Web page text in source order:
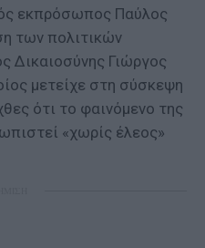
εκπρόσωπος Παύλος
των πολιτικών
Δικαιοσύνης Γιώργος
μετείχε στη σύσκεψη
ότι το φαινόμενο της
«χωρίς έλεος»